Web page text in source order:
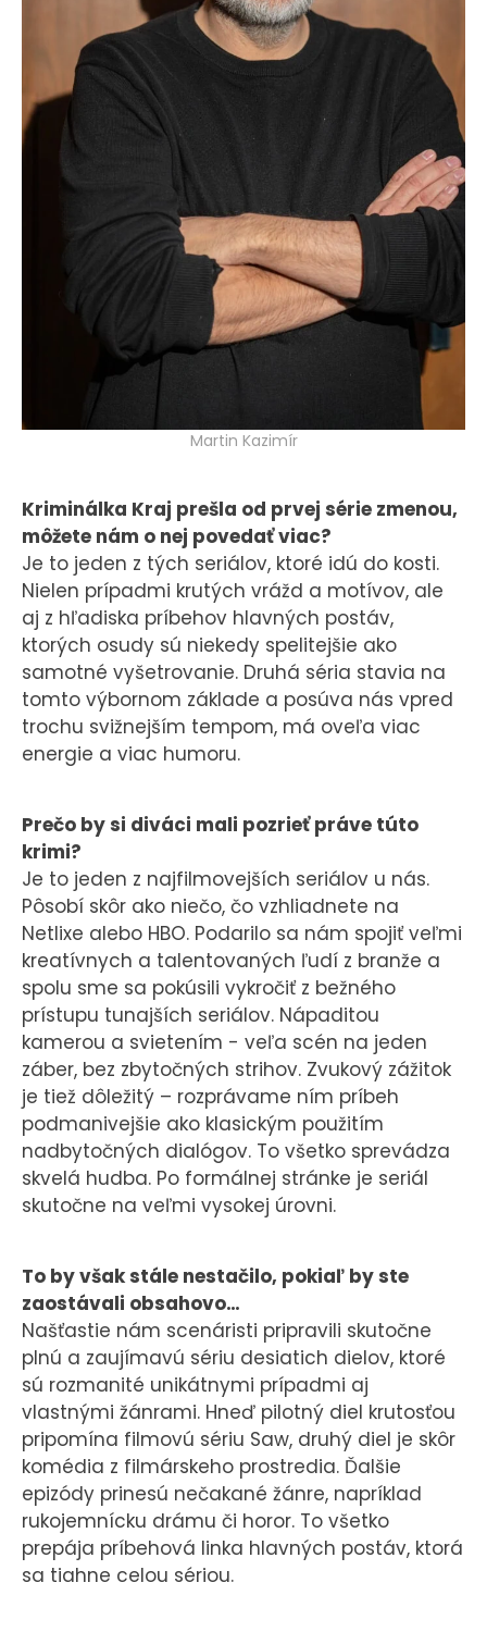
Martin Kazimír
Kriminálka Kraj prešla od prvej série zmenou,
môžete nám o nej povedať viac?
Je to jeden z tých seriálov, ktoré idú do kosti.
Nielen prípadmi krutých vrážd a motívov, ale
aj z hľadiska príbehov hlavných postáv,
ktorých osudy sú niekedy spelitejšie ako
samotné vyšetrovanie. Druhá séria stavia na
tomto výbornom základe a posúva nás vpred
trochu svižnejším tempom, má oveľa viac
energie a viac humoru.
Prečo by si diváci mali pozrieť práve túto
krimi?
Je to jeden z najfilmovejších seriálov u nás.
Pôsobí skôr ako niečo, čo vzhliadnete na
Netlixe alebo HBO. Podarilo sa nám spojiť veľmi
kreatívnych a talentovaných ľudí z branže a
spolu sme sa pokúsili vykročiť z bežného
prístupu tunajších seriálov. Nápaditou
kamerou a svietením - veľa scén na jeden
záber, bez zbytočných strihov. Zvukový zážitok
je tiež dôležitý – rozprávame ním príbeh
podmanivejšie ako klasickým použitím
nadbytočných dialógov. To všetko sprevádza
skvelá hudba. Po formálnej stránke je seriál
skutočne na veľmi vysokej úrovni.
To by však stále nestačilo, pokiaľ by ste
zaostávali obsahovo…
Našťastie nám scenáristi pripravili skutočne
plnú a zaujímavú sériu desiatich dielov, ktoré
sú rozmanité unikátnymi prípadmi aj
vlastnými žánrami. Hneď pilotný diel krutosťou
pripomína filmovú sériu Saw, druhý diel je skôr
komédia z filmárskeho prostredia. Ďalšie
epizódy prinesú nečakané žánre, napríklad
rukojemnícku drámu či horor. To všetko
prepája príbehová linka hlavných postáv, ktorá
sa tiahne celou sériou.